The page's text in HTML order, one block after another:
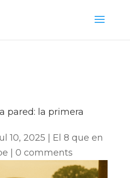
pared: la primera
10, 2025
El 8 que en
0 comments